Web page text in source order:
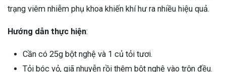
trạng viêm nhiễm phụ khoa khiến khí hư ra nhiều hiệu quả.
Hướng dẫn thực hiện:
Cần có 25g bột nghệ và 1 củ tỏi tươi.
Tỏi bóc vỏ, giã nhuyễn rồi thêm bột nghệ vào trộn đều.